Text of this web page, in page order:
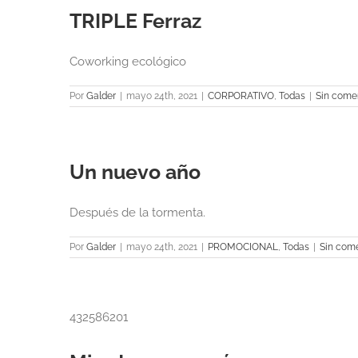
TRIPLE Ferraz
Coworking ecológico
Por Galder | mayo 24th, 2021 | CORPORATIVO Todas | Sin
Un nuevo año
Después de la tormenta.
Por Galder | mayo 24th, 2021 | PROMOCIONAL Todas | Sin
432586201